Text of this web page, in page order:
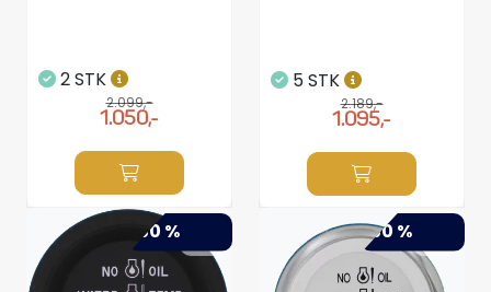
2 STK
2.099,-
1.050,-
5 STK
2.189,-
1.095,-
-50 % -50 %